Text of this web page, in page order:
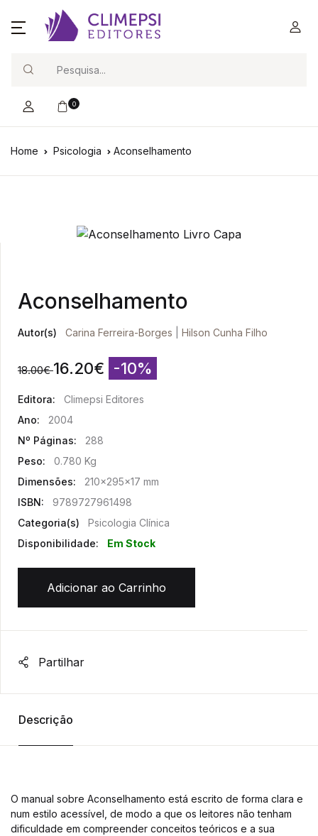
0
Home Psicologia Aconselhamento
Aconselhamento
Autor(s) Carina Ferreira-Borges Hilson Cunha Filho
18.00€ 16.20€ -10%
Editora:
Climepsi Editores
Ano:
2004
Nº Páginas:
288
Peso:
0.780 Kg
Dimensões:
210x295x17 mm
ISBN:
9789727961498
Categoria(s)
Psicologia Clínica
Disponibilidade:
Em Stock
Adicionar ao Carrinho
Partilhar
Descrição
O manual sobre Aconselhamento está escrito de forma clara e
num estilo acessível, de modo a que os leitores não tenham
dificuldade em compreender conceitos teóricos e a sua